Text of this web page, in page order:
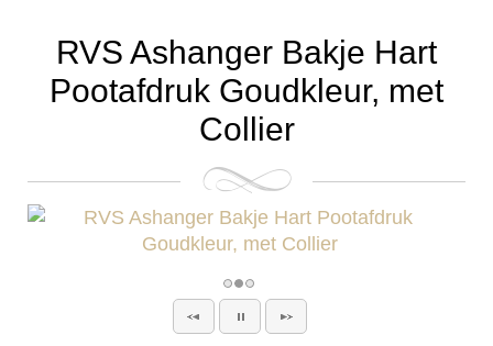
RVS Ashanger Bakje Hart
Pootafdruk Goudkleur, met
Collier